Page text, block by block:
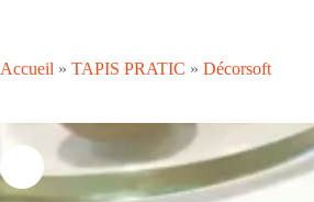
Accueil » TAPIS PRATIC » Décorsoft